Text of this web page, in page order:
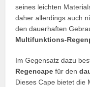
seines leichten
daher allerdings auch
den dauerhaften
Multifunktions-
Im Gegensatz dazu
Regencape für den
Dieses Cape bietet die